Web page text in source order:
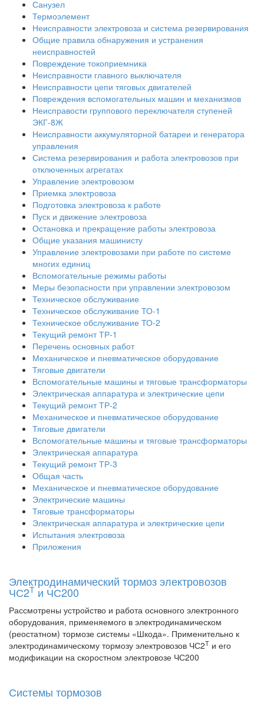
Санузел
Термоэлемент
Неисправности электровоза и система резервирования
Общие правила обнаружения и устранения
неисправностей
Повреждение токоприемника
Неисправности главного выключателя
Неисправности цепи тяговых двигателей
Повреждения вспомогательных машин и механизмов
Неисправости группового переключателя ступеней
ЭКГ-8Ж
Неисправности аккумуляторной батареи и генератора
управления
Система резервирования и работа электровозов при
отключенных агрегатах
Управление электровозом
Приемка электровоза
Подготовка электровоза к работе
Пуск и движение электровоза
Остановка и прекращение работы электровоза
Общие указания машинисту
Управление электровозами при работе по системе
многих единиц
Вспомогательные режимы работы
Меры безопасности при управлении электровозом
Техническое обслуживание
Техническое обслуживание ТО-1
Техническое обслуживание ТО-2
Текущий ремонт ТР-1
Перечень основных работ
Механическое и пневматическое оборудование
Тяговые двигатели
Вспомогательные машины и тяговые трансформаторы
Электрическая аппаратура и электрические цепи
Текущий ремонт ТР-2
Механическое и пневматическое оборудование
Тяговые двигатели
Вспомогательные машины и тяговые трансформаторы
Электрическая аппаратура
Текущий ремонт ТР-3
Общая часть
Механическое и пневматическое оборудование
Электрические машины
Тяговые трансформаторы
Электрическая аппаратура и электрические цепи
Испытания электровоза
Приложения
Электродинамический тормоз электровозов
ЧС2Т и ЧС200
Рассмотрены устройство и работа основного электронного
оборудования, применяемого в электродинамическом
(реостатном) тормозе системы «Шкода». Применительно к
электродинамическому тормозу электровозов ЧС2Т и его
модификации на скоростном электровозе ЧС200
Системы тормозов